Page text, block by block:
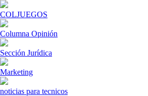
COLJUEGOS
Columna Opinión
Sección Jurídica
Marketing
noticias para tecnicos